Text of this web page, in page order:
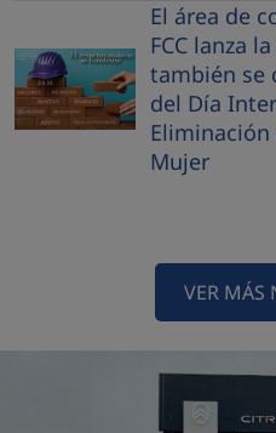
El área de
FCC lanza
también se
del Día
Mujer
VER MÁS